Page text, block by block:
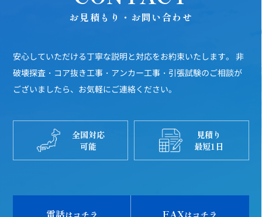
お見積もり・お問い合わせ
安心していただける丁寧な説明と対応をお約束いたします。
非
破壊探査・コア抜き工事・アンカー工事・引張試験のご相談が
ございましたら、お気軽にご連絡ください。
全国対応
可能
見積り
最短1日
電話はコチラ FAXはコチラ